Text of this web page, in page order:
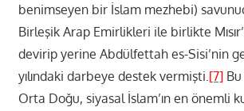
benimseyen bir İslam mezhebi)
Birleşik Arap Emirlikleri ile birlikte
devirip yerine Abdülfettah es-Sisi’nin
yılındaki darbeye destek vermişti. [7]Bu
Orta Doğu, siyasal İslam’ın en önemli